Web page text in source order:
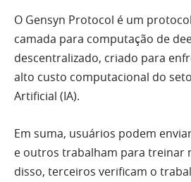
O Gensyn Protocol é um
camada para computação de
descentralizado, criado para
alto custo computacional do
Artificial (IA).
Em suma, usuários podem
e outros trabalham para treinar
disso, terceiros verificam o